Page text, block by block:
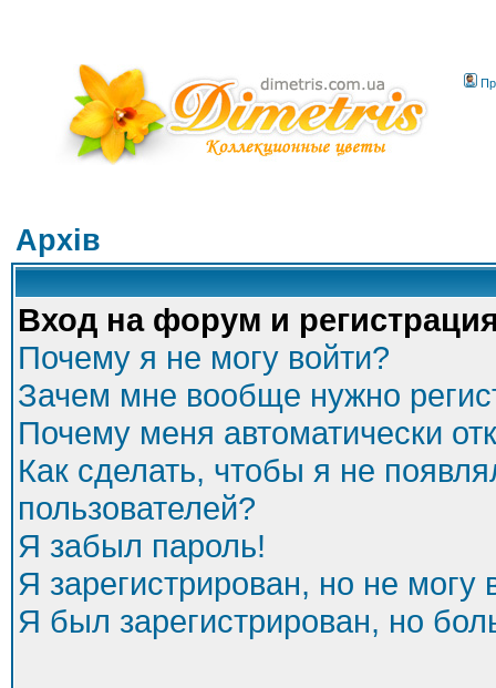
Архів
Вход на форум и
Почему я не могу войти?
Зачем мне вообще нужно
Почему меня автоматически
Как сделать, чтобы я не
пользователей?
Я забыл пароль!
Я зарегистрирован, но не могу
Я был зарегистрирован, но